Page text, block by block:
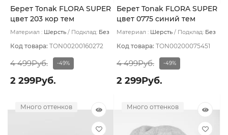
Берет Tonak FLORA SUPER
цвет 203 кор тем
Материал : Шерсть Подклад: Без
Код товара: TON00200160272
4 499Руб. -49%
2 299Руб.
Берет Tonak FLORA SUPER
цвет 0775 синий тем
Материал : Шерсть Подклад: Без
Код товара: TON00200075451
4 499Руб. -49%
2 299Руб.
Много оттенков Много оттенков